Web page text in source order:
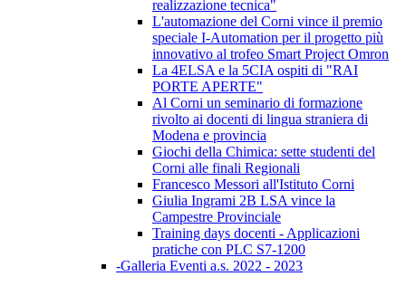
realizzazione tecnica"
L'automazione del Corni vince il premio
speciale I-Automation per il progetto più
innovativo al trofeo Smart Project Omron
La 4ELSA e la 5CIA ospiti di "RAI
PORTE APERTE"
Al Corni un seminario di formazione
rivolto ai docenti di lingua straniera di
Modena e provincia
Giochi della Chimica: sette studenti del
Corni alle finali Regionali
Francesco Messori all'Istituto Corni
Giulia Ingrami 2B LSA vince la
Campestre Provinciale
Training days docenti - Applicazioni
pratiche con PLC S7-1200
-Galleria Eventi a.s. 2022 - 2023